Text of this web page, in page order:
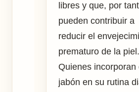
libres y que, por
pueden contribuir a
reducir el
prematuro de la piel.
Quienes incorporan
jabón en su rutina